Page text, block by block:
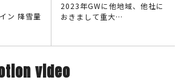
ン 降雪量
2023年GWに他地域、他社に
おきまして重大…
video